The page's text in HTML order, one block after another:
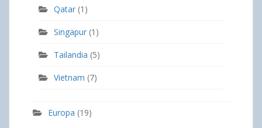
Qatar (1)
Singapur (1)
Tailandia (5)
Vietnam (7)
Europa (19)